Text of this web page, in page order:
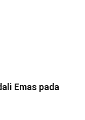
Emas pada